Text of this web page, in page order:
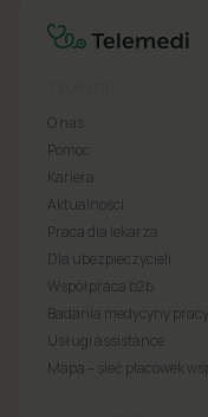
O nas
Pomoc
Kariera
Aktualności
Praca dla lekarza
Dla ubezpieczycieli
Współpraca b2b
Badania medycyny pracy
Usługi assistance
Mapa – sieć placówek